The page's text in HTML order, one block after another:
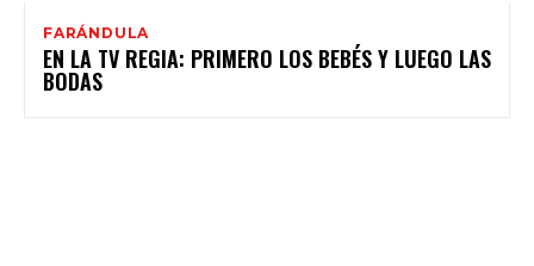
FARÁNDULA
EN LA TV REGIA: PRIMERO LOS BEBÉS Y LUEGO LAS
BODAS